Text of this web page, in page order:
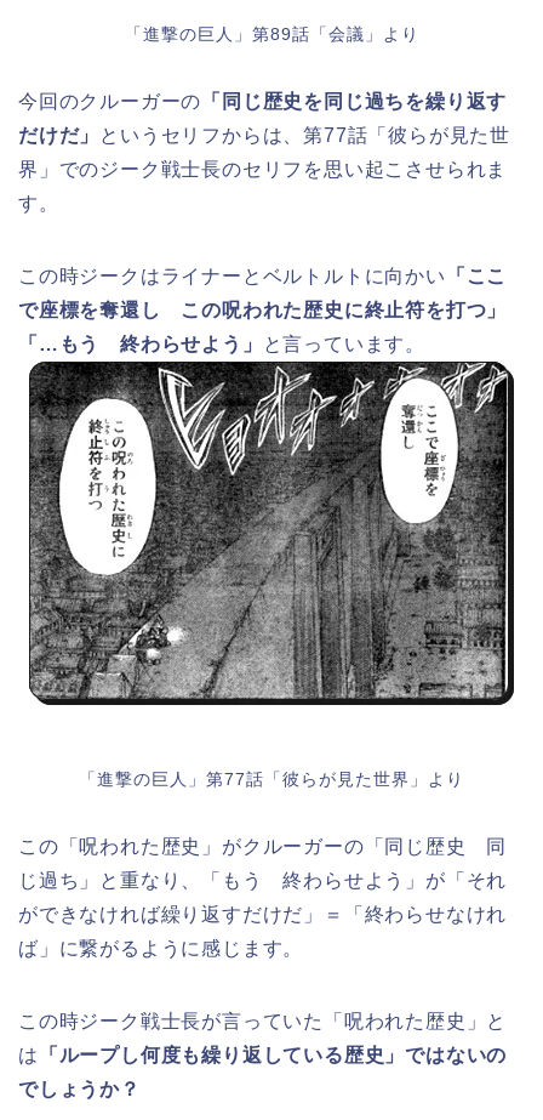
「進撃の巨人」第89話「会議」より
今回のクルーガーの 「同じ歴史を同じ過ちを繰り返す
だけだ」
というセリフからは、第77話「彼らが見た世
界」でのジーク戦士長のセリフを思い起こさせられま
す。
この時ジークはライナーとベルトルトに向かい
「ここ
で座標を奪還し この呪われた歴史に終止符を打つ」
「…もう 終わらせよう」
と言っています。
「進撃の巨人」第77話「彼らが見た世界」より
この「呪われた歴史」がクルーガーの「同じ歴史 同
じ過ち」と重なり、「もう 終わらせよう」が「それ
ができなければ繰り返すだけだ」＝「終わらせなけれ
ば」に繋がるように感じます。
この時ジーク戦士長が言っていた「呪われた歴史」と
は
「ループし何度も繰り返している歴史」ではないの
でしょうか？